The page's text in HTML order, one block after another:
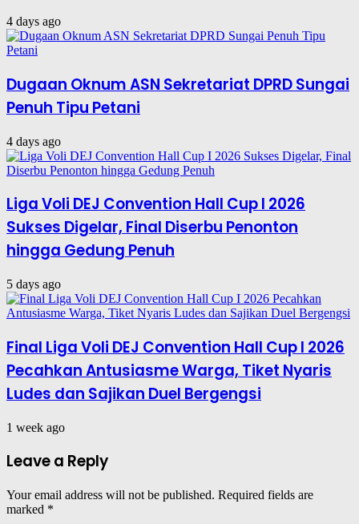
4 days ago
Dugaan Oknum ASN Sekretariat DPRD Sungai
Penuh Tipu Petani
4 days ago
Liga Voli DEJ Convention Hall Cup I 2026
Sukses Digelar, Final Diserbu Penonton
hingga Gedung Penuh
5 days ago
Final Liga Voli DEJ Convention Hall Cup I 2026
Pecahkan Antusiasme Warga, Tiket Nyaris
Ludes dan Sajikan Duel Bergengsi
1 week ago
Leave a Reply
Your email address will not be published. Required fields are
marked *